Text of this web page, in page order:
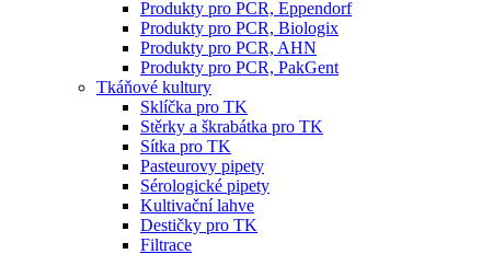
Produkty pro PCR, Eppendorf
Produkty pro PCR, Biologix
Produkty pro PCR, AHN
Produkty pro PCR, PakGent
Tkáňové kultury
Sklíčka pro TK
Stěrky a škrabátka pro TK
Sítka pro TK
Pasteurovy pipety
Sérologické pipety
Kultivační lahve
Destičky pro TK
Filtrace